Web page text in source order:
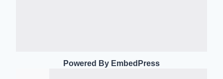
Powered By EmbedPress